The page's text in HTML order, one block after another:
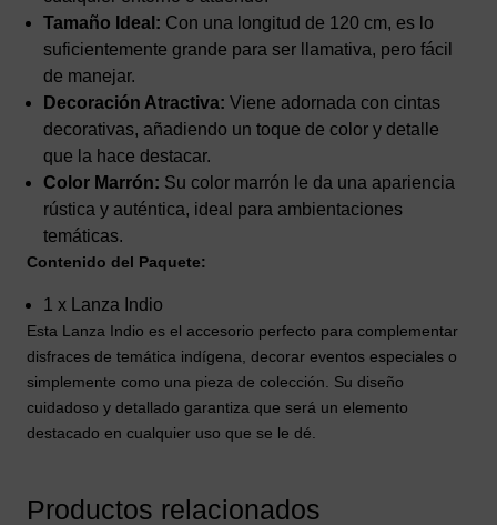
Tamaño Ideal: Con una longitud de 120 cm, es lo
suficientemente grande para ser llamativa, pero fácil
de manejar.
Decoración Atractiva: Viene adornada con cintas
decorativas, añadiendo un toque de color y detalle
que la hace destacar.
Color Marrón: Su color marrón le da una apariencia
rústica y auténtica, ideal para ambientaciones
temáticas.
Contenido del Paquete:
1 x Lanza Indio
Esta Lanza Indio es el accesorio perfecto para complementar
disfraces de temática indígena, decorar eventos especiales o
simplemente como una pieza de colección. Su diseño
cuidadoso y detallado garantiza que será un elemento
destacado en cualquier uso que se le dé.
Productos relacionados